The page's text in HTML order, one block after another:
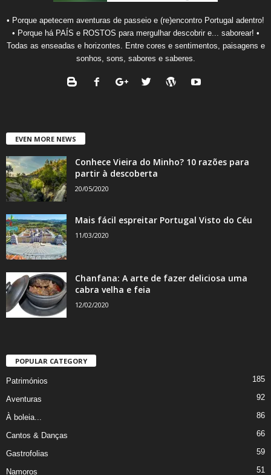
• Porque apetecem aventuras de passeio e (re)encontro Portugal adentro!
• Porque há PAÍS e ROSTOS para mergulhar descobrir e... saborear! •
Todas as enseadas e horizontes. Entre cores e sentimentos, paisagens e
sonhos, sons, sabores e saberes.
EVEN MORE NEWS
Conhece Vieira do Minho? 10 razões para
partir à descoberta
20/05/2020
Mais fácil espreitar Portugal Visto do Céu
11/03/2020
Chanfana: A arte de fazer deliciosa uma
cabra velha e feia
12/02/2020
POPULAR CATEGORY
Patrimónios 185
Aventuras 92
À boleia... 86
Cantos & Danças 66
Gastrofolias 59
Namoros 51